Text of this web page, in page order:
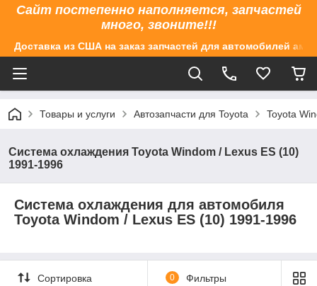
Сайт постепенно наполняется, запчастей
много, звоните!!!
Доставка из США на заказ запчастей для автомобилей
Товары и услуги Автозапчасти для Toyota Toyota
Система охлаждения Toyota Windom / Lexus ES (10)
1991-1996
Система охлаждения​ для автомобиля
Toyota Windom / Lexus ES (10) 1991-1996
Сортировка 0 Фильтры